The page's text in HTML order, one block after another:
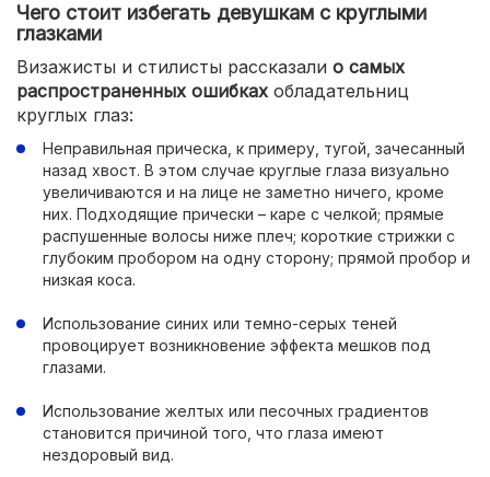
Чего стоит избегать девушкам с круглыми
глазками
Визажисты и стилисты рассказали о самых
распространенных ошибках обладательниц
круглых глаз:
Неправильная прическа, к примеру, тугой, зачесанный
назад хвост. В этом случае круглые глаза визуально
увеличиваются и на лице не заметно ничего, кроме
них. Подходящие прически – каре с челкой; прямые
распушенные волосы ниже плеч; короткие стрижки с
глубоким пробором на одну сторону; прямой пробор и
низкая коса.
Использование синих или темно-серых теней
провоцирует возникновение эффекта мешков под
глазами.
Использование желтых или песочных градиентов
становится причиной того, что глаза имеют
нездоровый вид.